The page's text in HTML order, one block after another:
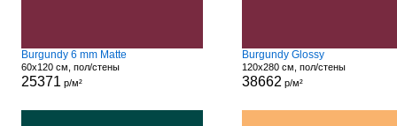
Burgundy 6 mm Matte
60x120 см, пол/стены
25371 р/м²
Burgundy Glossy
120x280 см, пол/стены
38662 р/м²